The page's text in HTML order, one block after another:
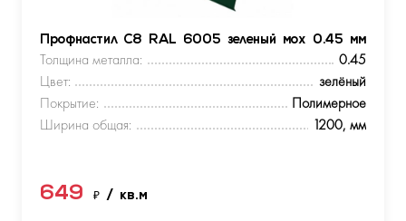
Профнастил С8 RAL 6005 зеленый мох 0.45 мм
Толщина металла:
0.45
Цвет:
зелёный
Покрытие:
Полимерное
Ширина общая:
1200, мм
649 ₽ / кв.м